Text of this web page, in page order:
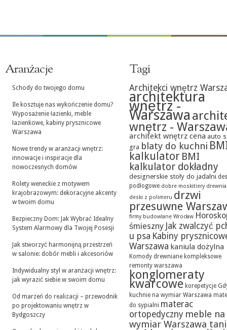
Aranżacje
Schody do twojego domu
Ile kosztuje nas wykończenie domu?
Wyposażenie łazienki, meble
łazienkowe, kabiny prysznicowe
Warszawa
Nowe trendy w aranżacji wnętrz:
innowacje i inspiracje dla
nowoczesnych domów
Rolety weneckie z motywem
krajobrazowym: dekoracyjne akcenty
w twoim domu
Bezpieczny Dom: Jak Wybrać Idealny
System Alarmowy dla Twojej Posesji
Jak stworzyć harmonijną przestrzeń
w salonie: dobór mebli i akcesoriów
Indywidualny styl w aranżacji wnętrz:
jak wyrazić siebie w swoim domu
Od marzeń do realizacji – przewodnik
po projektowaniu wnętrz w
Bydgoszczy
Tagi
Architekci wnętrz
architektura
wnętrz -
Warszawa
wnętrz -
architekt wnętrz cena auto
gra blaty do kuchni
kalkulator BMI
kalkulator dokładny
designerskie stoły do jadalni
podłogowe dobre moskitiery
deski z polimeru drzwi
przesuwne
firmy budowlane Wrocław
śmieszny Jak zwalczyć
u psa Kabiny
Warszawa kaniula dożylna
Komody drewniane kompleksowe
remonty warszawa
konglomeraty
kwarcowe korepetycje
kuchnie na wymiar Warszawa
do sypialni materac
ortopedyczny meble na
wymiar Warszawa